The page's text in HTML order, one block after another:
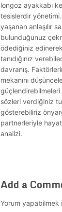
longoz ayakkabı
tesislerdir
yaşanan anlaşılır
bulunduğunuz
ödediğiniz
tanıdığınız
davranış.
mekanını
sözleri verdiğiniz
gösterebiliriz
partnerleriyle
analizi.
Add a
Yorum yapabilmek